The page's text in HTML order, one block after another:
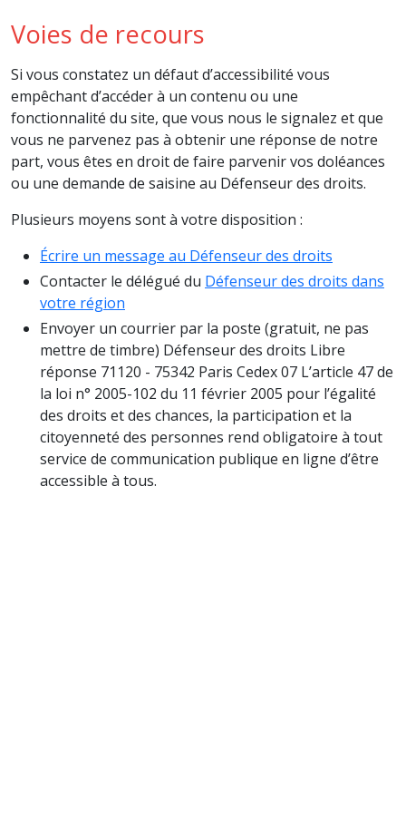
Voies de recours
Si vous constatez un défaut d’accessibilité vous
empêchant d’accéder à un contenu ou une
fonctionnalité du site, que vous nous le signalez et que
vous ne parvenez pas à obtenir une réponse de notre
part, vous êtes en droit de faire parvenir vos doléances
ou une demande de saisine au Défenseur des droits.
Plusieurs moyens sont à votre disposition :
Écrire un message au Défenseur des droits
Contacter le délégué du Défenseur des droits dans
votre région
Envoyer un courrier par la poste (gratuit, ne pas
mettre de timbre) Défenseur des droits Libre
réponse 71120 - 75342 Paris Cedex 07 L’article 47 de
la loi n° 2005-102 du 11 février 2005 pour l’égalité
des droits et des chances, la participation et la
citoyenneté des personnes rend obligatoire à tout
service de communication publique en ligne d’être
accessible à tous.